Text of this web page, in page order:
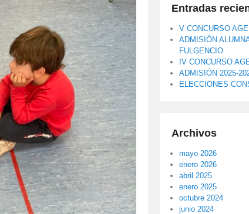
Entradas
V CONCURSO
ADMISIÓN
FULGENCIO
IV CONCURSO
ADMISIÓN 2025-
ELECCIONES
Archivos
mayo 2026
enero 2026
abril 2025
enero 2025
octubre 2024
junio 2024